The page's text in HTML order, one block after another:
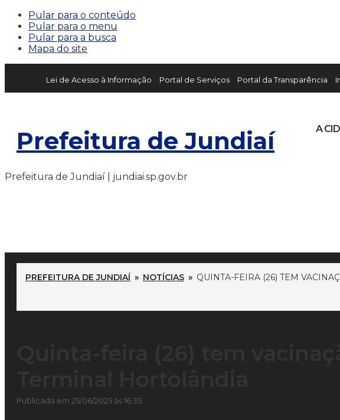
Pular para o conteúdo
Pular para o menu
Pular para a busca
Mapa do site
Lei de Acesso à Informação Portal de Serviços Portal da Transparência
Prefeitura de Jundiaí A
Prefeitura de Jundiaí | jundiai.sp.gov.br
PREFEITURA DE JUNDIAÍ » NOTÍCIAS » QUINTA-FEIRA (26) TEM
Publicada em 25/06/2025 às 16:35